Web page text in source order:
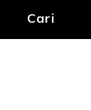
Cari